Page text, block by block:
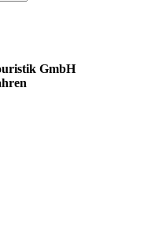
GmbH